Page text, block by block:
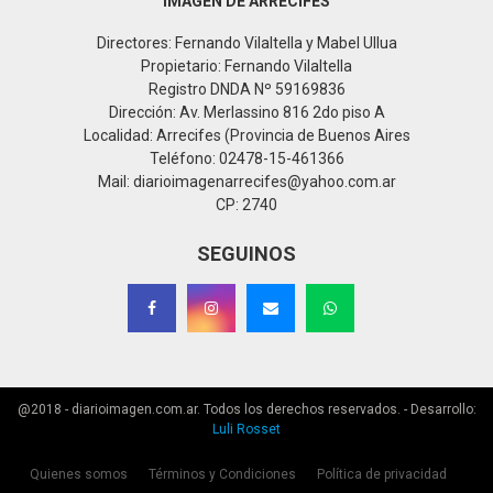
Directores: Fernando Vilaltella y Mabel Ullua
Propietario: Fernando Vilaltella
Registro DNDA Nº 59169836
Dirección: Av. Merlassino 816 2do piso A
Localidad: Arrecifes (Provincia de Buenos Aires
Teléfono: 02478-15-461366
Mail: diarioimagenarrecifes@yahoo.com.ar
CP: 2740
SEGUINOS
@2018 - diarioimagen.com.ar. Todos los derechos reservados. - Desarrollo:
Luli Rosset
Quienes somos Términos y Condiciones Política de privacidad